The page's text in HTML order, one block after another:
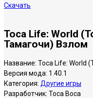
Скачать
Toca Life: World
Тамагочи) Взлом
Название: Toca Life: World
Версия мода: 1.40.1
Категория: Другие игры
Разработчик: Toca Boca